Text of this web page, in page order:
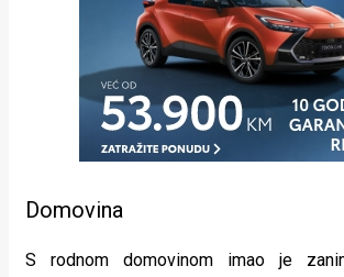
Domovina
S rodnom domovinom imao je